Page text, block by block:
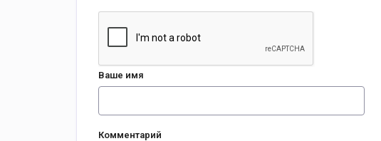
Ваше имя
Комментарий